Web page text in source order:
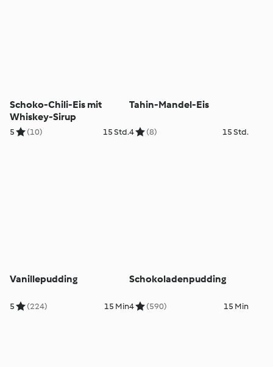
Schoko-Chili-Eis mit
Whiskey-Sirup
5 (10) 15 Std.
Tahin-Mandel-Eis
4 (8) 15 Std.
Vanillepudding
5 (224) 15 Min
Schokoladenpudding
4 (590) 15 Min